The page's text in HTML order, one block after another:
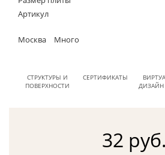
Артикул
Москва Много
СТРУКТУРЫ И
ПОВЕРХНОСТИ
СЕРТИФИКАТЫ
ДИЗАЙН
32 руб.